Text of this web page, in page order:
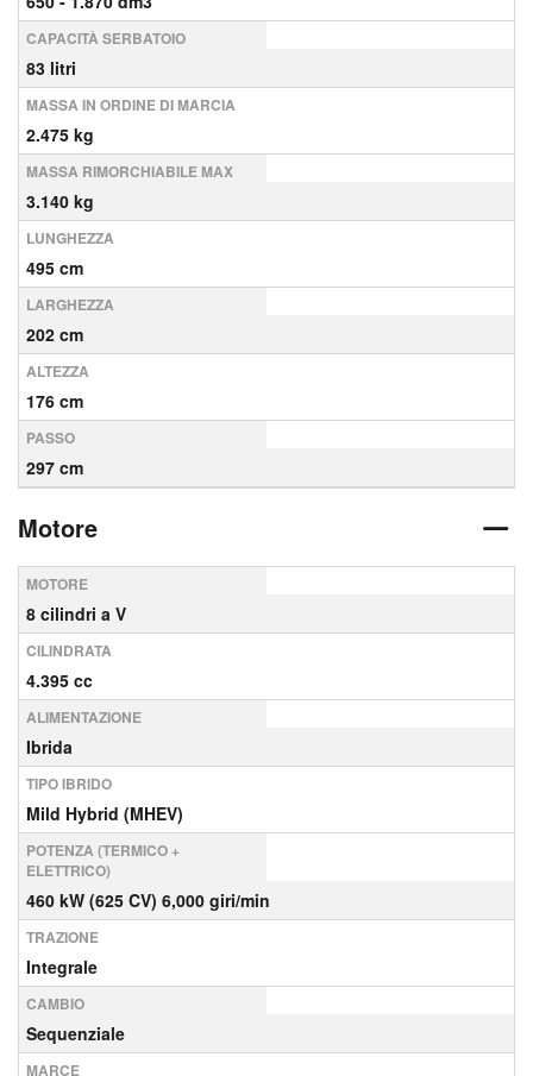
CAPACITÀ SERBATOIO
83 litri
MASSA IN ORDINE DI MARCIA
2.475 kg
MASSA RIMORCHIABILE MAX
3.140 kg
LUNGHEZZA
495 cm
LARGHEZZA
202 cm
ALTEZZA
176 cm
PASSO
297 cm
Motore
MOTORE
8 cilindri a V
CILINDRATA
4.395 cc
ALIMENTAZIONE
Ibrida
TIPO IBRIDO
Mild Hybrid (MHEV)
POTENZA (TERMICO +
ELETTRICO)
460 kW (625 CV) 6,000 giri/min
TRAZIONE
Integrale
CAMBIO
Sequenziale
MARCE